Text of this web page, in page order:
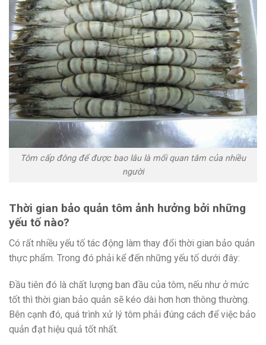
Tôm cấp đông để được bao lâu là mối quan tâm của nhiều
người
Thời gian bảo quản tôm ảnh hưởng bởi những
yếu tố nào?
Có rất nhiều yếu tố tác động làm thay đổi thời gian bảo quản
thực phẩm. Trong đó phải kể đến những yếu tố dưới đây:
Đầu tiên đó là chất lượng ban đầu của tôm, nếu như ở mức
tốt thì thời gian bảo quản sẽ kéo dài hơn hơn thông thường.
Bên cạnh đó, quá trình xử lý tôm phải đúng cách để việc bảo
quản đạt hiệu quả tốt nhất.